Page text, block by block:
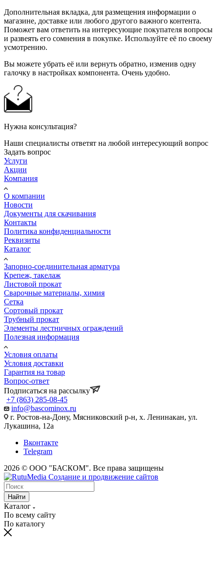
Дополнительная вкладка, для размещения информации о
магазине, доставке или любого другого важного контента.
Поможет вам ответить на интересующие покупателя вопросы
и развеять его сомнения в покупке. Используйте её по своему
усмотрению.
Вы можете убрать её или вернуть обратно, изменив одну
галочку в настройках компонента. Очень удобно.
Нужна консультация?
Наши специалисты ответят на любой интересующий вопрос
Задать вопрос
Услуги
Акции
Компания
О компании
Новости
Документы для скачивания
Контакты
Политика конфиденциальности
Реквизиты
Каталог
Запорно-соединительная арматура
Крепеж, такелаж
Листовой прокат
Сварочные материалы, химия
Сетка
Сортовый прокат
Трубный прокат
Элементы лестничных ограждений
Полезная информация
Условия оплаты
Условия доставки
Гарантия на товар
Вопрос-ответ
Подписаться на рассылку
+7 (863) 285-08-45
info@bascominox.ru
г. Ростов-на-Дону, Мясниковский р-н, х. Ленинакан, ул.
Лукашина, 12а
Вконтакте
Telegram
2026 © ООО "БАСКОМ". Все права защищены
Найти
Каталог
По всему сайту
По каталогу